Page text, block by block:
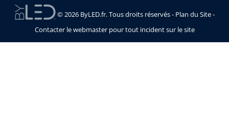
© 2026 ByLED.fr. Tous droits réservés - Plan du Site-
Contacter le webmaster pour tout incident sur le site